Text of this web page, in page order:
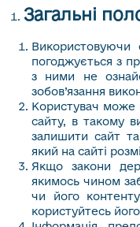
Загальні
Використовуючи
погоджується з
з ними не
зобов’язання
Користувач може
сайту, в такому
залишити сайт
який на сайті
Якщо закони
якимось чином
чи його
користуйтесь